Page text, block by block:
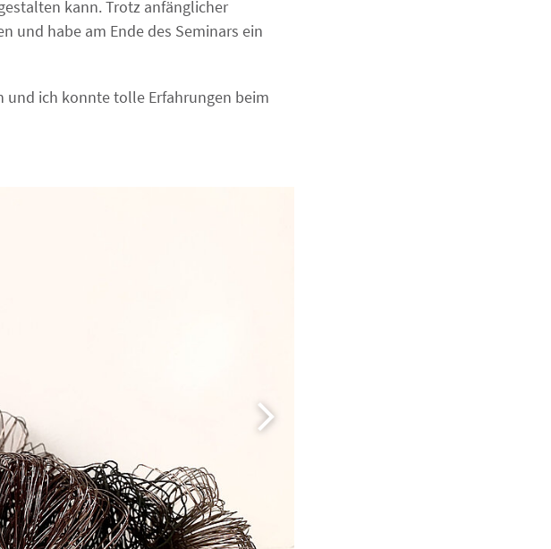
kann. Trotz anfänglicher
und habe am Ende des Seminars ein
und ich konnte tolle Erfahrungen beim